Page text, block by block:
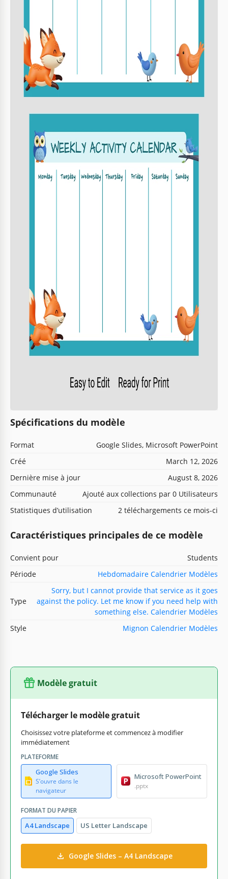
Spécifications du modèle
Format
Google Slides, Microsoft PowerPoint
Créé
March 12, 2026
Dernière mise à jour
August 8, 2026
Communauté
Ajouté aux collections par 0 Utilisateurs
Statistiques d’utilisation
2 téléchargements ce mois-ci
Caractéristiques principales de ce modèle
Convient pour
Students
Période
Hebdomadaire Calendrier Modèles
Type
Sorry, but I cannot provide that service as it goes
against the policy. Let me know if you need help with
something else. Calendrier Modèles
Style
Mignon Calendrier Modèles
Modèle gratuit
Télécharger le modèle gratuit
Choisissez votre plateforme et commencez à modifier
immédiatement
PLATEFORME
Google Slides
S’ouvre dans le
navigateur
Microsoft PowerPoint
.pptx
FORMAT DU PAPIER
A4 Landscape US Letter Landscape
Google Slides – A4 Landscape